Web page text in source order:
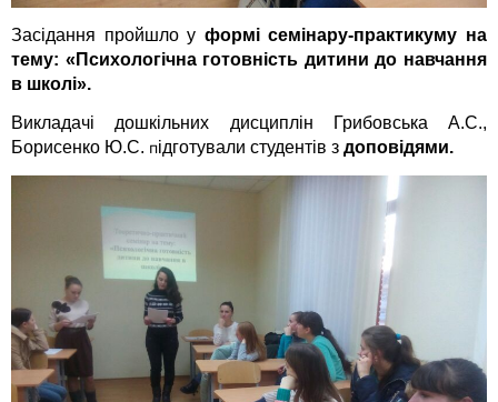
Засідання пройшло у формі семінару-практикуму на
тему: «Психологічна готовність дитини до навчання
в школі».
Викладачі дошкільних дисциплін Грибовська А.С.,
Борисенко Ю.С. підготували студентів з доповідями.